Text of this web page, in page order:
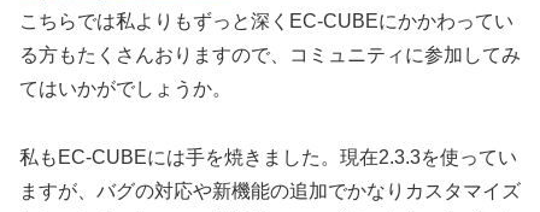
こちらでは私よりもずっと深くEC-CUBEにかかわってい
る方もたくさんおりますので、コミュニティに参加してみ
てはいかがでしょうか。
私もEC-CUBEには手を焼きました。現在2.3.3を使ってい
ますが、バグの対応や新機能の追加でかなりカスタマイズ